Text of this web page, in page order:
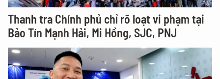
Thanh tra Chính phủ chỉ rõ loạt vi phạm tại
Bảo Tín Mạnh Hải, Mi Hồng, SJC, PNJ